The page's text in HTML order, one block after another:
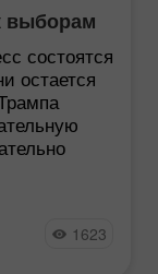
выборам
состоятся
остается
1623